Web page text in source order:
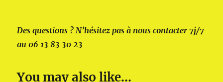
Des questions ? N’hésitez pas à nous contacter 7j/7
au 06 13 83 30 23
You may also like…